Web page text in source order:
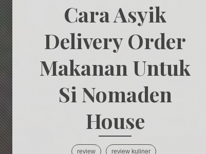
Cara Asyik
Delivery Order
Makanan Untuk
Si Nomaden
House
review review kuliner